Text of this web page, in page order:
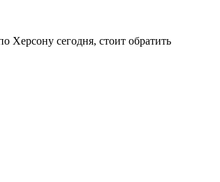
Херсону сегодня, стоит обратить